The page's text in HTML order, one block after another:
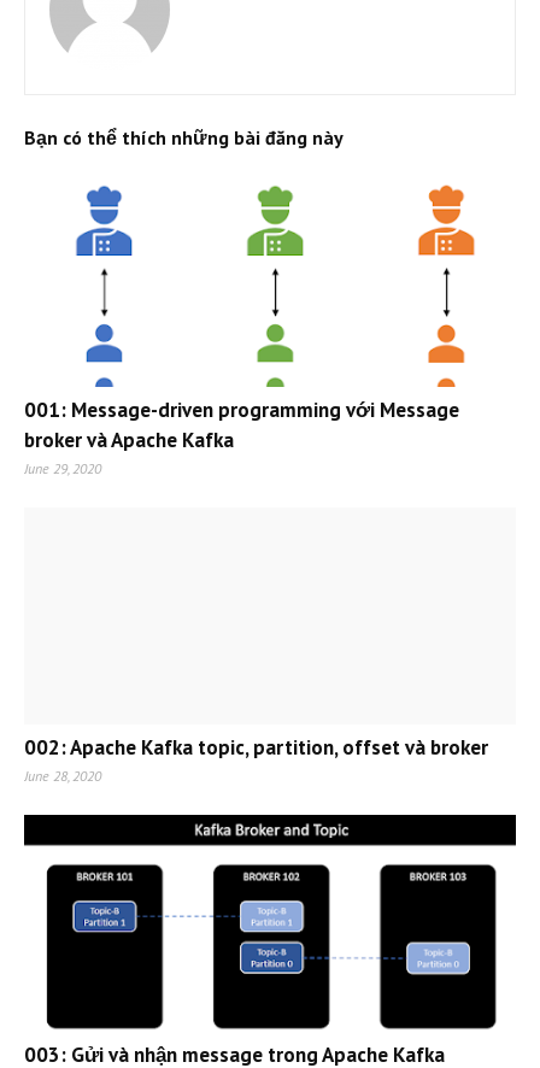
Bạn có thể thích những bài đăng này
001: Message-driven programming với Message
broker và Apache Kafka
June 29, 2020
002: Apache Kafka topic, partition, offset và broker
June 28, 2020
003: Gửi và nhận message trong Apache Kafka